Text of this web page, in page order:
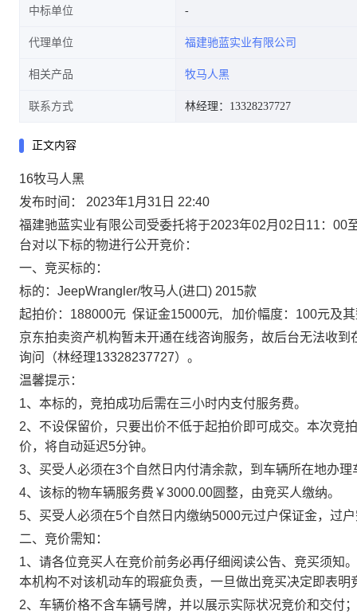
中标单位
代理单位 福建驰蓝实业有限公司
相关产品 牧马人黑
联系方式 林经理：13328237727
正文内容
16牧马人黑
发布时间： 2023年1月31日 22:40
福建驰蓝实业有限公司受委托将于2023年02月 02 日 11 ： 00
台对以下标的物进行公开竞价：
一、 竞买标的 ：
标的： JeepWrangler/牧马人(进口) 2015款
起拍价： 188000元 保证金15000元, 加价幅度： 100元及
京东拍卖资产机构暂未开通在线咨询服务，故后台无法收
询问（林经理13328237727）。
温馨提示：
1、 本标的，竞拍成功后需在三小时内支付服务费。
2、 不设保留价，只要出价不低于起拍价即可成交。本次竞拍
价，将自动延迟5分钟。
3、 买受人必须在3个自然日内付清余款，到车辆所在地办
4、该标的物车辆服务费￥3000.00圆整，由竞买人缴纳。
5、买受人必须在5个自然日内缴纳5000元过户保证金，过
二、 竞价需知：
1、请各位竞买人在竞价前务必再仔细阅读公告、竞买须知
本机构不对该机动车的瑕疵负责，一旦做出竞买决定即表
2、车辆价格不含车辆号牌，并以展示实际状况竞价和交付